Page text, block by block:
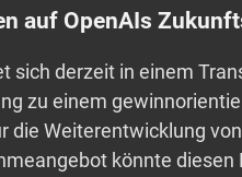
auf OpenAIs
sich derzeit in einem
zu einem
die Weiterentwicklung
könnte diesen